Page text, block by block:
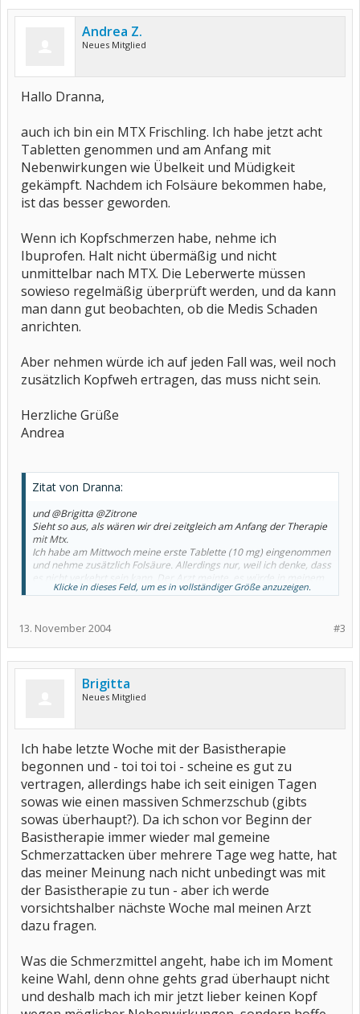
Andrea Z.
Neues Mitglied
Hallo Dranna,
auch ich bin ein MTX Frischling. Ich habe jetzt acht
Tabletten genommen und am Anfang mit
Nebenwirkungen wie Übelkeit und Müdigkeit
gekämpft. Nachdem ich Folsäure bekommen habe,
ist das besser geworden.
Wenn ich Kopfschmerzen habe, nehme ich
Ibuprofen. Halt nicht übermäßig und nicht
unmittelbar nach MTX. Die Leberwerte müssen
sowieso regelmäßig überprüft werden, und da kann
man dann gut beobachten, ob die Medis Schaden
anrichten.
Aber nehmen würde ich auf jeden Fall was, weil noch
zusätzlich Kopfweh ertragen, das muss nicht sein.
Herzliche Grüße
Andrea
Zitat von Dranna:
und @Brigitta @Zitrone
Sieht so aus, als wären wir drei zeitgleich am Anfang der Therapie
mit Mtx.
Ich habe am Mittwoch meine erste Tablette (10 mg) eingenommen
und nehme zusätzlich Folsäure. Allerdings nur, weil ich denke, dass
es nicht verkehrt sein kann. Der Arzt meinte, es würde in meinem
Alter reichen, wenn ich viel grünes Gemüse und Blattsalate esse.
allerdings habe ich seit Mittwoch täglich am frühen Nachmittag
eingeknackt und am Donnerstag sogar nachmittags auf der Couch
beim lesen "ins Koma" gefallen. Gestern konnte ich gegensteuern
aber heute habe ich auch schon wieder 'n Schädel :-(
Kopfschmerzmedis nehmen? Üblicherweise nehme ich
Ibuprofen. Im Beipack zu Lantarel steht zwar nix negatives
dazu, aber bislang habe ich mich nicht getraut, noch 'n
Medikament reinzuwerfen.
Schönen Gruß an alle und ein schönes Wochenende.
Dranna
Klicke in dieses Feld, um es in vollständiger Größe anzuzeigen.
#3
13. November 2004
Brigitta
Neues Mitglied
Ich habe letzte Woche mit der Basistherapie
begonnen und - toi toi toi - scheine es gut zu
vertragen, allerdings habe ich seit einigen Tagen
sowas wie einen massiven Schmerzschub (gibts
sowas überhaupt?). Da ich schon vor Beginn der
Basistherapie immer wieder mal gemeine
Schmerzattacken über mehrere Tage weg hatte, hat
das meiner Meinung nach nicht unbedingt was mit
der Basistherapie zu tun - aber ich werde
vorsichtshalber nächste Woche mal meinen Arzt
dazu fragen.
Was die Schmerzmittel angeht, habe ich im Moment
keine Wahl, denn ohne gehts grad überhaupt nicht
und deshalb mach ich mir jetzt lieber keinen Kopf